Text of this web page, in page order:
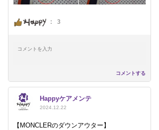
: 3
コメントする
Happyケアメンテ
2024.12.22
【MONCLERのダウンアウター】